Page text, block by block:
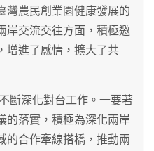
灣農民創業園健康發展的
岸交流交往方面，積極邀
增進了感情，擴大了共
斷深化對台工作。一要著
的落實，積極為深化兩岸
的合作牽線搭橋，推動兩